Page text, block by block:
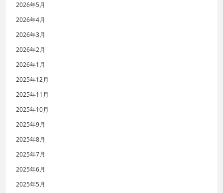
2026年5月
2026年4月
2026年3月
2026年2月
2026年1月
2025年12月
2025年11月
2025年10月
2025年9月
2025年8月
2025年7月
2025年6月
2025年5月